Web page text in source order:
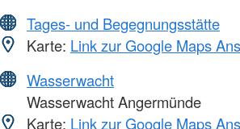
Tages- und Begegnungsstätte
Karte: Link zur Google Maps
Wasserwacht
Wasserwacht Angermünde
Karte: Link zur Google Maps